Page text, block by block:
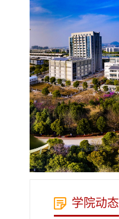
学院动态